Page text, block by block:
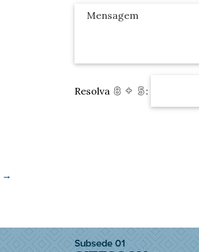
→
Resolva :